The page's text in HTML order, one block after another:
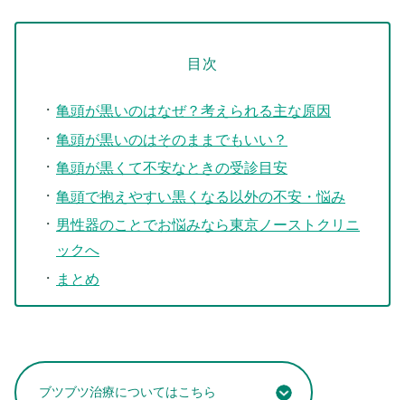
目次
亀頭が黒いのはなぜ？考えられる主な原因
亀頭が黒いのはそのままでもいい？
亀頭が黒くて不安なときの受診目安
亀頭で抱えやすい黒くなる以外の不安・悩み
男性器のことでお悩みなら東京ノーストクリニ
ックへ
まとめ
ブツブツ治療についてはこちら